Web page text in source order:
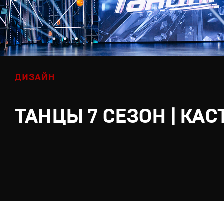
ДИЗАЙН
ТАНЦЫ 7 СЕЗОН |